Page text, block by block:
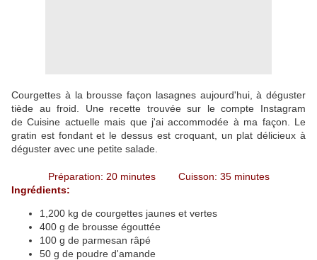
Courgettes à la brousse façon lasagnes aujourd'hui, à déguster
tiède au froid. Une recette trouvée sur le compte Instagram
de Cuisine actuelle mais que j'ai accommodée à ma façon. Le
gratin est fondant et le dessus est croquant, un plat délicieux à
déguster avec une petite salade.
Préparation: 20 minutes Cuisson: 35 minutes
Ingrédients:
1,200 kg de courgettes jaunes et vertes
400 g de brousse égouttée
100 g de parmesan râpé
50 g de poudre d'amande